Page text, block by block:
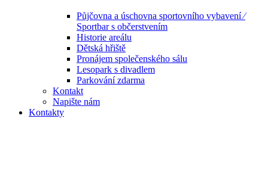
Půjčovna a úschovna sportovního vybavení ⁄
Sportbar s občerstvením
Historie areálu
Dětská hřiště
Pronájem společenského sálu
Lesopark s divadlem
Parkování zdarma
Kontakt
Napište nám
Kontakty